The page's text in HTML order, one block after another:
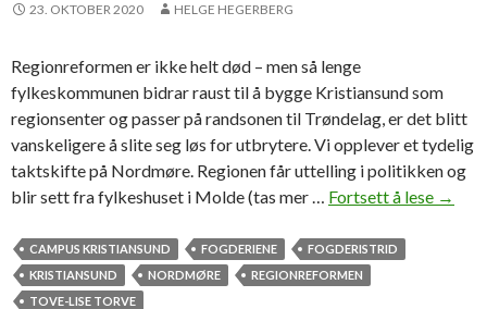
23. OKTOBER 2020 HELGE HEGERBERG
Regionreformen er ikke helt død – men så lenge
fylkeskommunen bidrar raust til å bygge Kristiansund som
regionsenter og passer på randsonen til Trøndelag, er det blitt
vanskeligere å slite seg løs for utbrytere. Vi opplever et tydelig
taktskifte på Nordmøre. Regionen får uttelling i politikken og
blir sett fra fylkeshuset i Molde (tas mer … Fortsett å lese F
→
CAMPUS KRISTIANSUND FOGDERIENE
FOGDERISTRID
KRISTIANSUND
NORDMØRE
REGIONREFORMEN
TOVE-LISE TORVE